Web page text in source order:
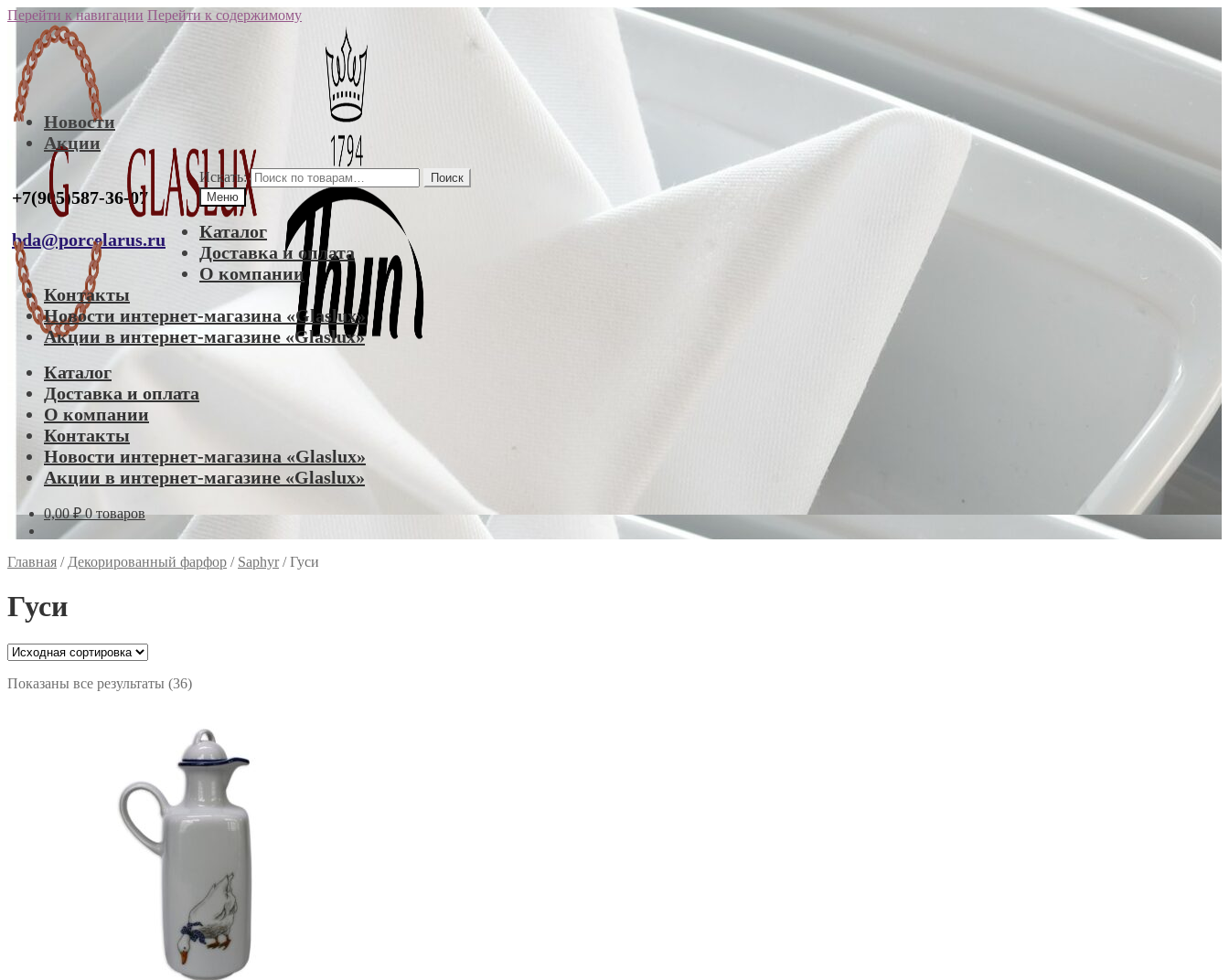
Перейти к навигации Перейти к содержимому
Новости
Акции
+7(905)587-36-07
bda@porcelarus.ru
Искать:
Поиск
Меню
Каталог
Доставка и оплата
О компании
Контакты
Новости интернет-магазина «Glaslux»
Акции в интернет-магазине «Glaslux»
Каталог
Доставка и оплата
О компании
Контакты
Новости интернет-магазина «Glaslux»
Акции в интернет-магазине «Glaslux»
0,00₽ 0 товаров
Главная / Декорированный фарфор / Saphyr/Гуси
Гуси
Показаны все результаты (36)